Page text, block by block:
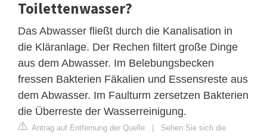
Toilettenwasser?
Das Abwasser fließt durch die Kanalisation in
die Kläranlage. Der Rechen filtert große Dinge
aus dem Abwasser. Im Belebungsbecken
fressen Bakterien Fäkalien und Essensreste aus
dem Abwasser. Im Faulturm zersetzen Bakterien
die Überreste der Wasserreinigung.
Antrag auf Entfernung der Quelle | Sehen Sie sich die